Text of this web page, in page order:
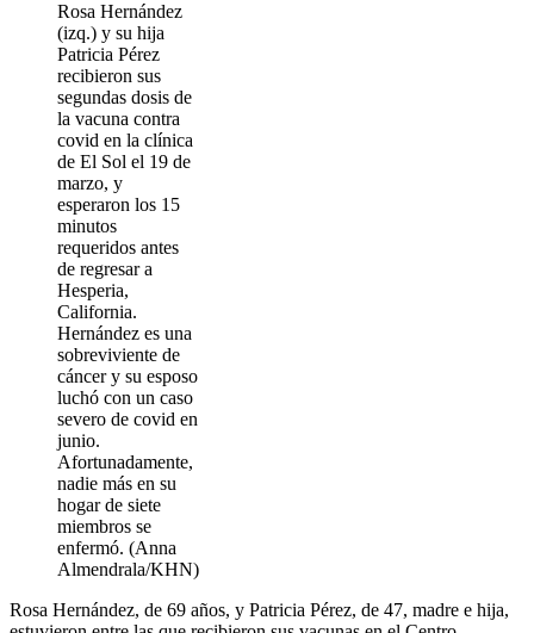
Rosa Hernández
(izq.) y su hija
Patricia Pérez
recibieron sus
segundas dosis de
la vacuna contra
covid en la clínica
de El Sol el 19 de
marzo, y
esperaron los 15
minutos
requeridos antes
de regresar a
Hesperia,
California.
Hernández es una
sobreviviente de
cáncer y su esposo
luchó con un caso
severo de covid en
junio.
Afortunadamente,
nadie más en su
hogar de siete
miembros se
enfermó. (Anna
Almendrala/KHN)
Rosa Hernández, de 69 años, y Patricia Pérez, de 47, madre e hija,